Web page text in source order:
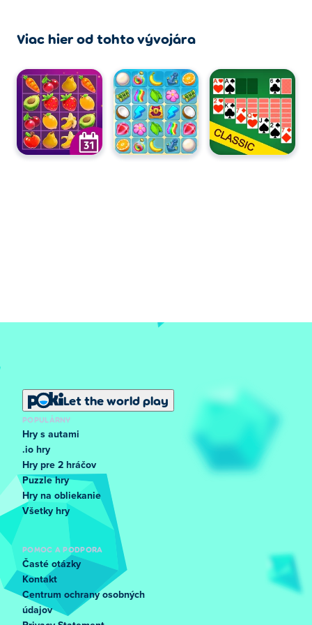
Viac hier od tohto vývojára
Let the world play
POPULÁRNY
Hry s autami
.io hry
Hry pre 2 hráčov
Puzzle hry
Hry na obliekanie
Všetky hry
POMOC A PODPORA
Časté otázky
Kontakt
Centrum ochrany osobných
údajov